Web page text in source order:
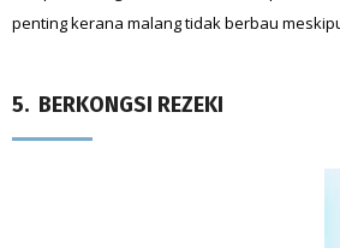
penting kerana malang tidak berbau
5. BERKONGSI REZEKI